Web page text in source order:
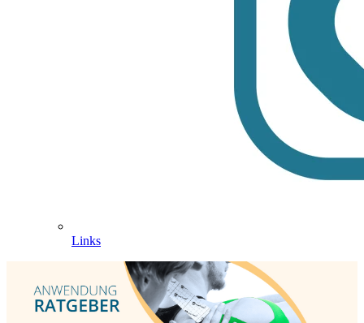
Links